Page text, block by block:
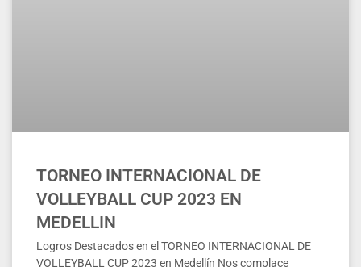
TORNEO INTERNACIONAL DE
VOLLEYBALL CUP 2023 EN
MEDELLIN
Logros Destacados en el TORNEO INTERNACIONAL DE
VOLLEYBALL CUP 2023 en Medellín Nos complace